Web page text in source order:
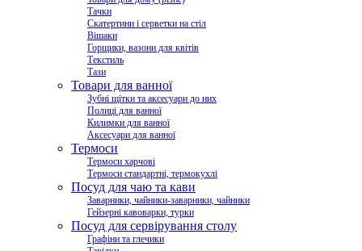
Тачки
Скатертини і серветки на стіл
Вішаки
Горщики, вазони для квітів
Текстиль
Тази
Товари для ванної
Зубні щітки та аксесуари до них
Полиці для ванної
Килимки для ванної
Аксесуари для ванної
Термоси
Термоси харчові
Термоси стандартні, термокухлі
Посуд для чаю та кави
Заварники, чайники-заварники, чайники
Гейзерні кавоварки, турки
Посуд для сервірування столу
Графіни та глечики